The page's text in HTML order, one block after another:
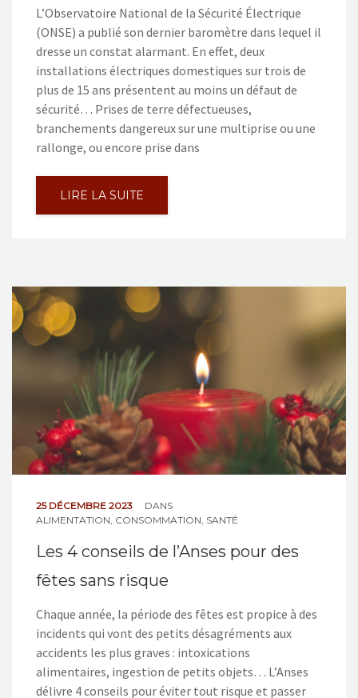
L’Observatoire National de la Sécurité Électrique
(ONSE) a publié son dernier baromètre dans lequel il
dresse un constat alarmant. En effet, deux
installations électriques domestiques sur trois de
plus de 15 ans présentent au moins un défaut de
sécurité… Prises de terre défectueuses,
branchements dangereux sur une multiprise ou une
rallonge, ou encore prise dans
LIRE LA SUITE
25 DÉCEMBRE 2023
DANS
ALIMENTATION CONSOMMATION SANTÉ
Les 4 conseils de l’Anses pour des
fêtes sans risque
Chaque année, la période des fêtes est propice à des
incidents qui vont des petits désagréments aux
accidents les plus graves : intoxications
alimentaires, ingestion de petits objets… L’Anses
délivre 4 conseils pour éviter tout risque et passer